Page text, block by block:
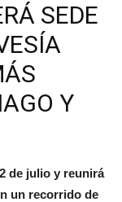
SEDE
Y
de julio y reunirá
un recorrido de